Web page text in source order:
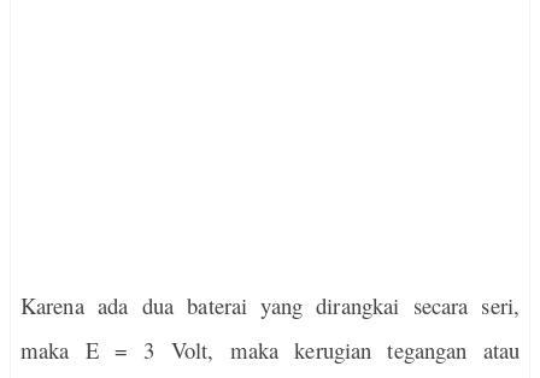
Karena ada dua baterai yang dirangkai secara seri,
maka E = 3 Volt, maka kerugian tegangan atau